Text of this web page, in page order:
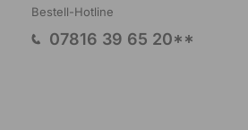
Bestell-Hotline
07816 39 65 20**